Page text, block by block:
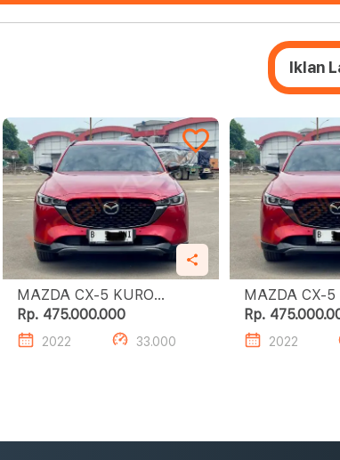
Iklan
MAZDA CX-5 KURO
EDITION
Rp. 475.000.000
2022 33.000
MAZDA CX-5 KURO
EDITION
Rp.
2022